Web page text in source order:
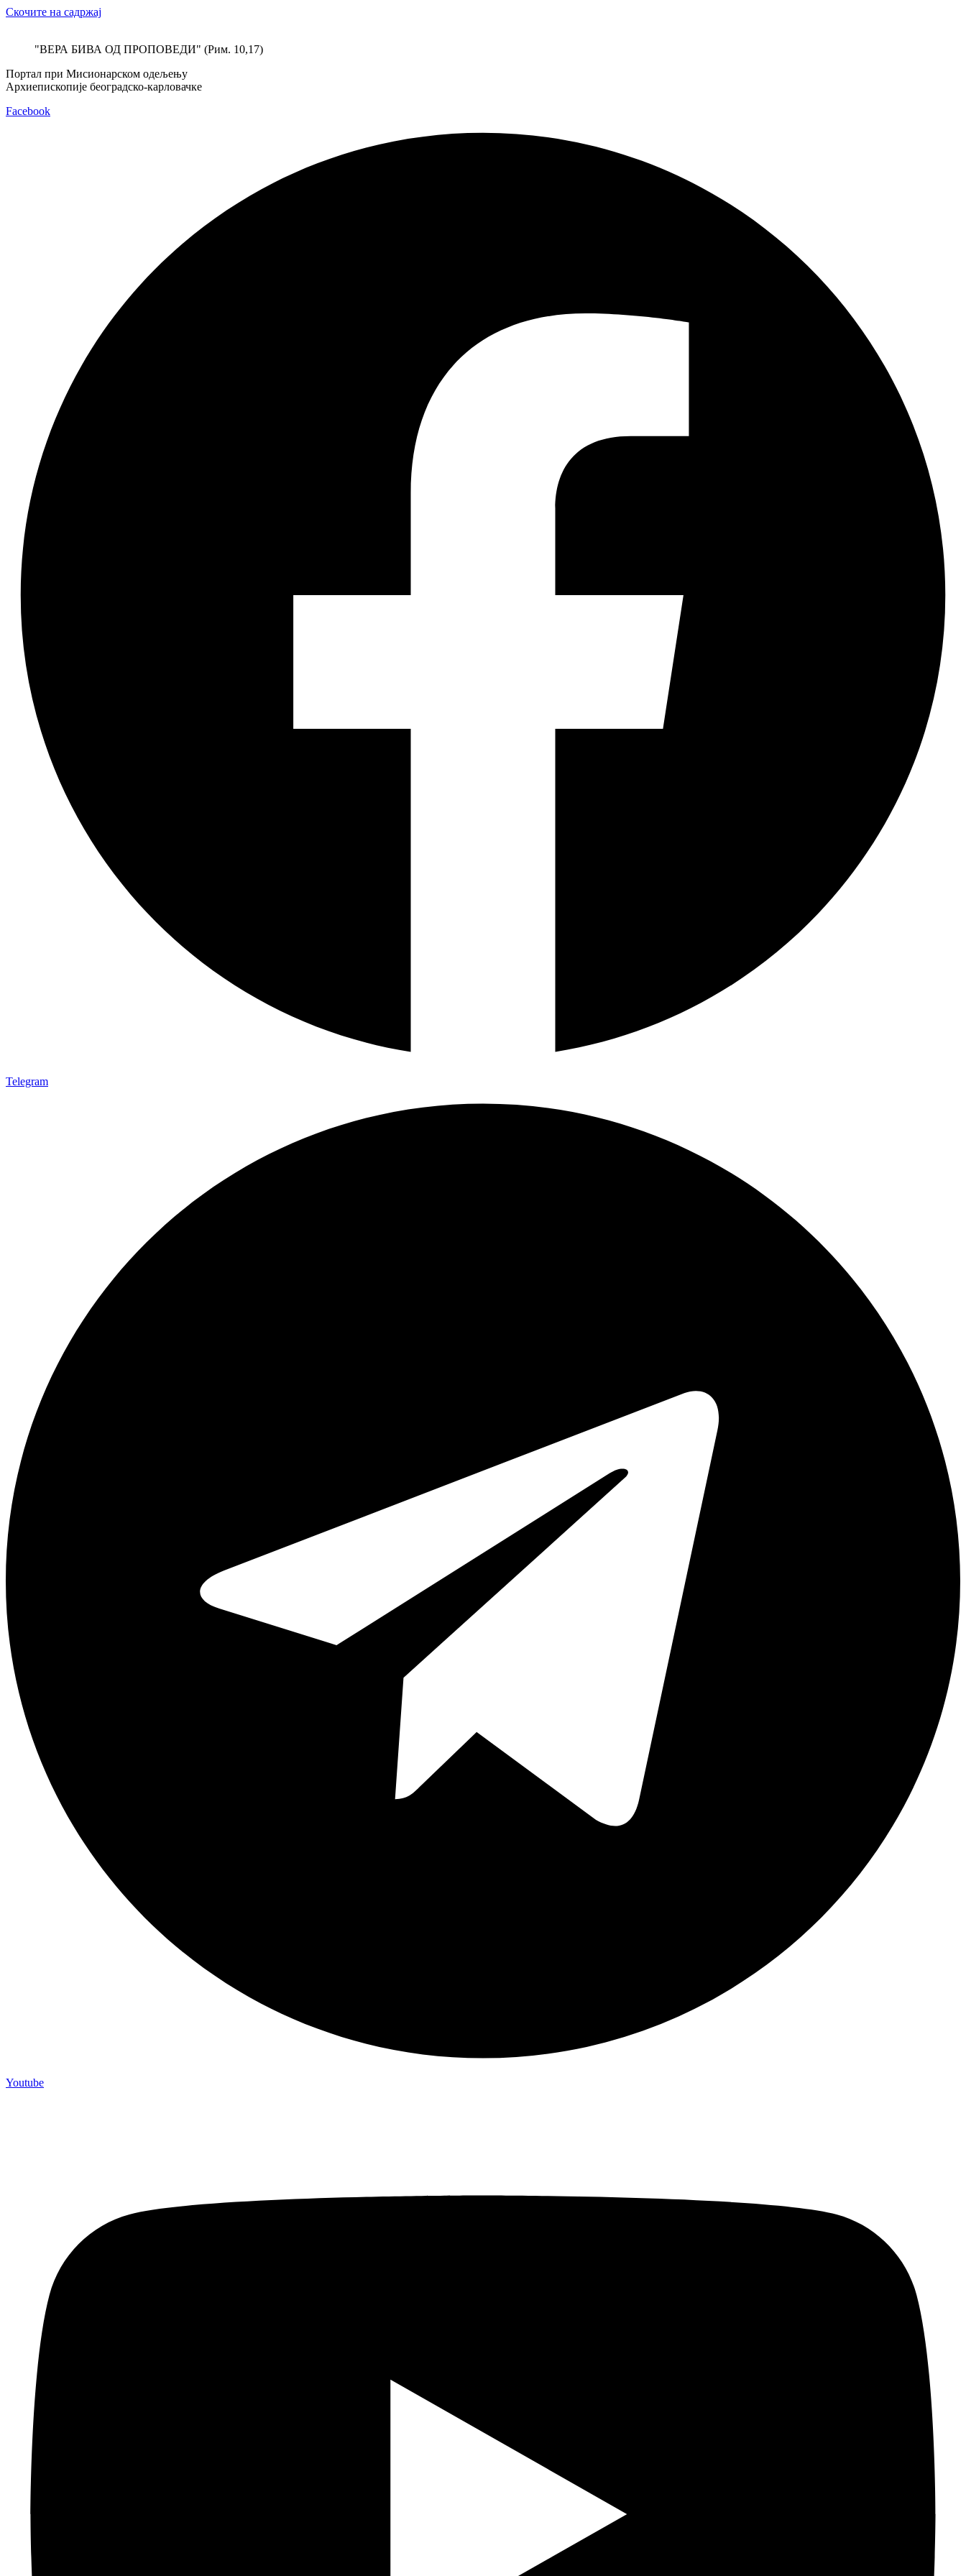
Скочите на садржај
"ВЕРА БИВА ОД ПРОПОВЕДИ" (Рим. 10,17)
Портал при Мисионарском одељењу
Архиепископије београдско-карловачке
Facebook
Telegram
Youtube